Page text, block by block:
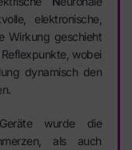
elektronische,
Wirkung geschieht
wobei
dynamisch den
wurde die
als auch